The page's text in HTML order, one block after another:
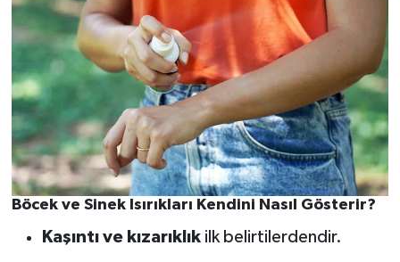
Böcek ve Sinek Isırıkları Kendini Nasıl Gösterir?
Kaşıntı ve kızarıklıkilk belirtilerdendir.